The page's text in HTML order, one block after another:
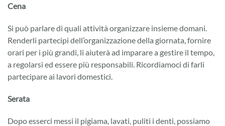
Cena
Si può parlare di quali attività organizzare insieme domani.
Renderli partecipi dell’organizzazione della giornata, fornire
orari per i più grandi, li aiuterà ad imparare a gestire il tempo,
a regolarsi ed essere più responsabili. Ricordiamoci di farli
partecipare ai lavori domestici.
Serata
Dopo esserci messi il pigiama, lavati, puliti i denti, possiamo